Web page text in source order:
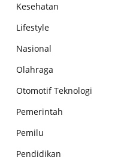
Kesehatan
Lifestyle
Nasional
Olahraga
Otomotif Teknologi
Pemerintah
Pemilu
Pendidikan